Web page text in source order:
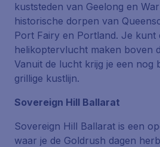
kuststeden van Geelong en
historische dorpen van
Port Fairy en Portland. Je kunt
helikoptervlucht maken boven
Vanuit de lucht krijg je een nog
grillige kustlijn.
Sovereign Hill Ballarat
Sovereign Hill Ballarat is een
waar je de Goldrush dagen